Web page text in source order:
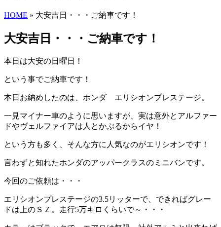
HOME » 大安吉日・・・ご納車です！
大安吉日・・・ご納車です！
本日は大安の日曜日！
という事でご納車です！
本日お納めしたのは、ホンダ エリシオンプレステージ。
一見マイナー車のように思いますが、実は意外とアルファー
ドやヴェルファイアは人とかぶるからイヤ！
という方も多く、そんな方に人気なのがエリシオンです！
言わずと知れたホンダのアッパークラスのミニバンです。
今回のご依頼は・・・
エリシオンプレステージの3.5リッターで、できればグレー
ドは上のＳＺ。走行5万キロくらいで～・・・